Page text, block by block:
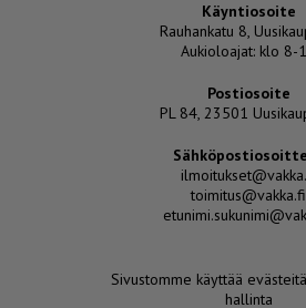
Käyntiosoite
Rauhankatu 8,
Aukioloajat: klo 8-
Postiosoite
PL 84, 23501
toimitus@vakka.fi
Sivustomme käyttää
hallinta